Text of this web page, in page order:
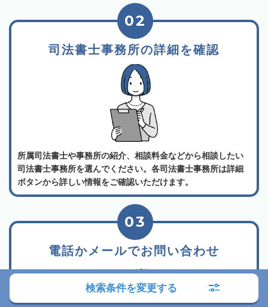
司法書士事務所の詳細を確認
02
所属司法書士や事務所の紹介、相談料金などから相談したい
司法書士事務所を選んでください。各司法書士事務所は詳細
ボタンから詳しい情報をご確認いただけます。
電話かメールでお問い合わせ
03
検索条件を変更する